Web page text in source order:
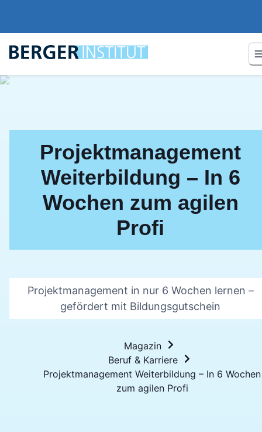
Projektmanagement
Weiterbildung – In 6
Wochen zum agilen
Profi
Projektmanagement in nur 6 Wochen lernen –
gefördert mit Bildungsgutschein
Magazin
Beruf & Karriere
Projektmanagement Weiterbildung – In 6 Wochen
zum agilen Profi